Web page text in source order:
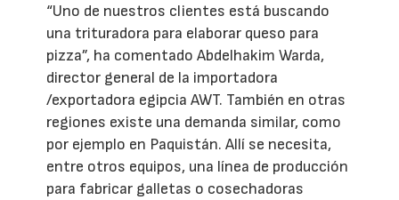
“Uno de nuestros clientes está buscando
una trituradora para elaborar queso para
pizza”, ha comentado Abdelhakim Warda,
director general de la importadora
/exportadora egipcia AWT. También en otras
regiones existe una demanda similar, como
por ejemplo en Paquistán. Allí se necesita,
entre otros equipos, una línea de producción
para fabricar galletas o cosechadoras